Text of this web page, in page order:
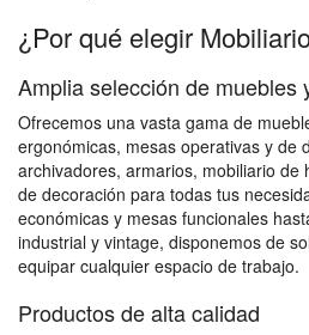
¿Por qué elegir
Amplia selección de muebles
Ofrecemos una vasta gama de
ergonómicas, mesas operativas y de
archivadores, armarios, mobiliario de
de decoración para todas tus
económicas y mesas funcionales
industrial y vintage, disponemos de
equipar cualquier espacio de trabajo.
Productos de alta calidad